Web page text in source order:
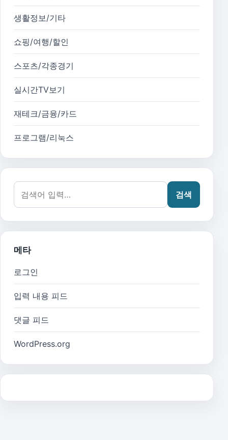
생활정보/기타
쇼핑/여행/할인
스포츠/각종경기
실시간TV보기
재테크/금융/카드
프로그램/리눅스
검색어:
검색
메타
로그인
입력 내용 피드
댓글 피드
WordPress.org